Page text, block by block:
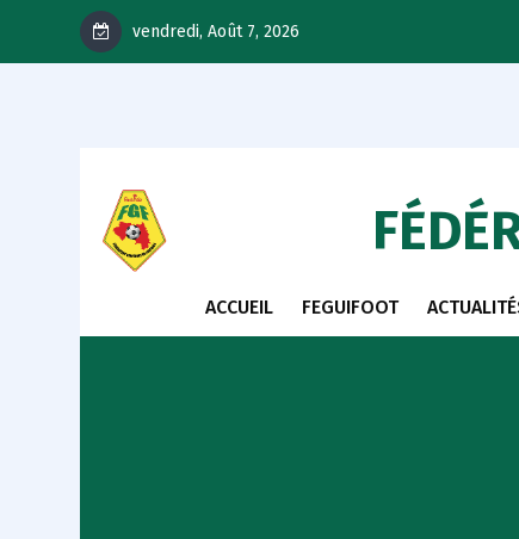
vendredi, Août 7, 2026
ACCUEIL FEGUIFOOT